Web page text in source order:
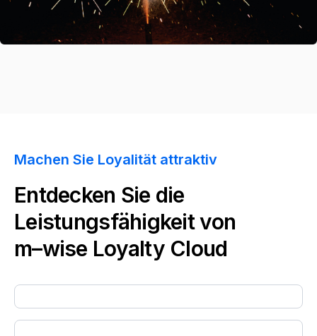
Machen Sie Loyalität attraktiv
Entdecken Sie die
Leistungsfähigkeit von
m–wise Loyalty Cloud